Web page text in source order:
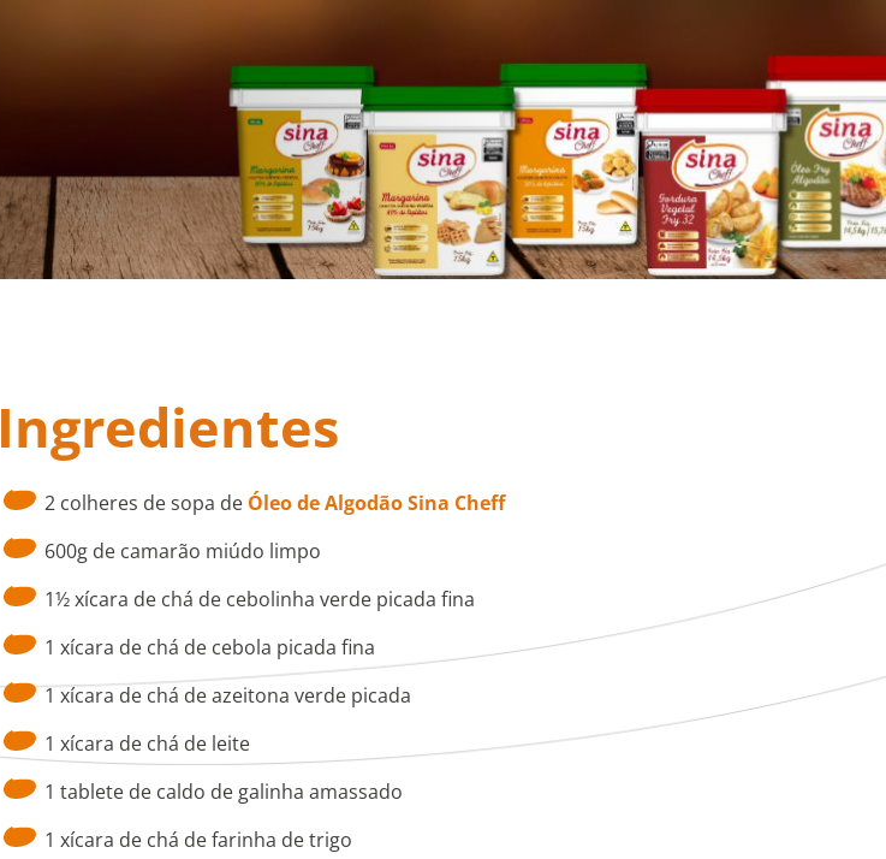
Bolinho de Camarão
Ingredientes
2 colheres de sopa de Óleo de Algodão Sina Cheff
600g de camarão miúdo limpo
1½ xícara de chá de cebolinha verde picada fina
1 xícara de chá de cebola picada fina
1 xícara de chá de azeitona verde picada
1 xícara de chá de leite
1 tablete de caldo de galinha amassado
1 xícara de chá de farinha de trigo